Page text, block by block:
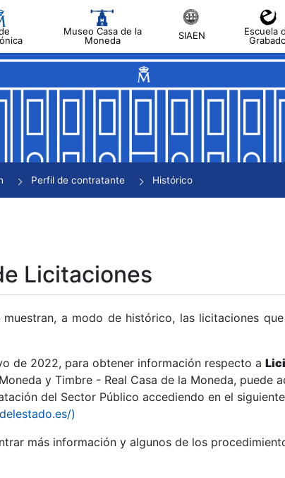
Museo Casa de la
Moneda
SIAEN
Escuela
Grabado
Perfil de contratante Histórico
Licitaciones
a modo de histórico, las licitaciones
de 2022, para obtener información respecto a
y Timbre - Real Casa de la Moneda, puede
del Sector Público accediendo en el
)
más información y algunos de los